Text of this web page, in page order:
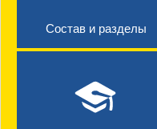
Состав и разделы